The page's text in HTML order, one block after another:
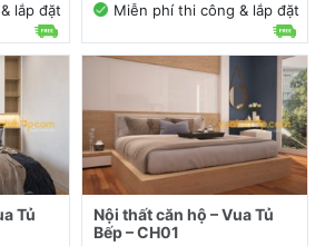
lắp đặt
Miễn phí thi công & lắp đặt
Tủ
Nội thất căn hộ – Vua Tủ
Bếp – CH01